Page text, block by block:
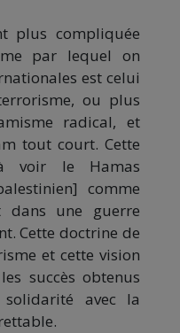
plus compliquée
par lequel on
est celui
ou plus
radical, et
tout court. Cette
voir le Hamas
comme
dans une guerre
Cette doctrine de
et cette vision
succès obtenus
avec la